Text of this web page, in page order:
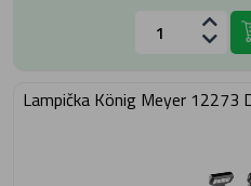
Lampička König Meyer 12273